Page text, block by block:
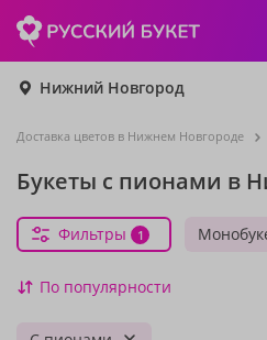
Нижний Новгород
Доставка цветов в Нижнем Новгороде
Букеты с пионами в
Фильтры 1
По популярности